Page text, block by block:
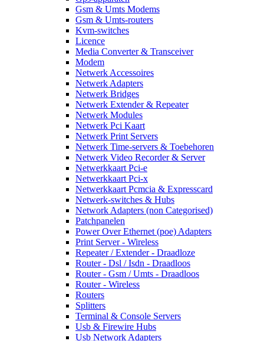
Gsm & Umts Modems
Gsm & Umts-routers
Kvm-switches
Licence
Media Converter & Transceiver
Modem
Netwerk Accessoires
Netwerk Adapters
Netwerk Bridges
Netwerk Extender & Repeater
Netwerk Modules
Netwerk Pci Kaart
Netwerk Print Servers
Netwerk Time-servers & Toebehoren
Netwerk Video Recorder & Server
Netwerkkaart Pci-e
Netwerkkaart Pci-x
Netwerkkaart Pcmcia & Expresscard
Netwerk-switches & Hubs
Network Adapters (non Categorised)
Patchpanelen
Power Over Ethernet (poe) Adapters
Print Server - Wireless
Repeater / Extender - Draadloze
Router - Dsl / Isdn - Draadloos
Router - Gsm / Umts - Draadloos
Router - Wireless
Routers
Splitters
Terminal & Console Servers
Usb & Firewire Hubs
Usb Network Adapters